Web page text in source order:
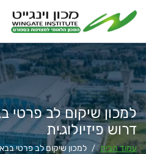
למכון שיקום לב פרטי
דרוש פיזיולוג.ית
עמוד הבית / למכון שיקום לב פרטי